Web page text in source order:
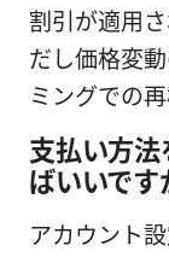
割引が適用
だし価格変
ミングでの
支払い方
ばいいです
アカウント